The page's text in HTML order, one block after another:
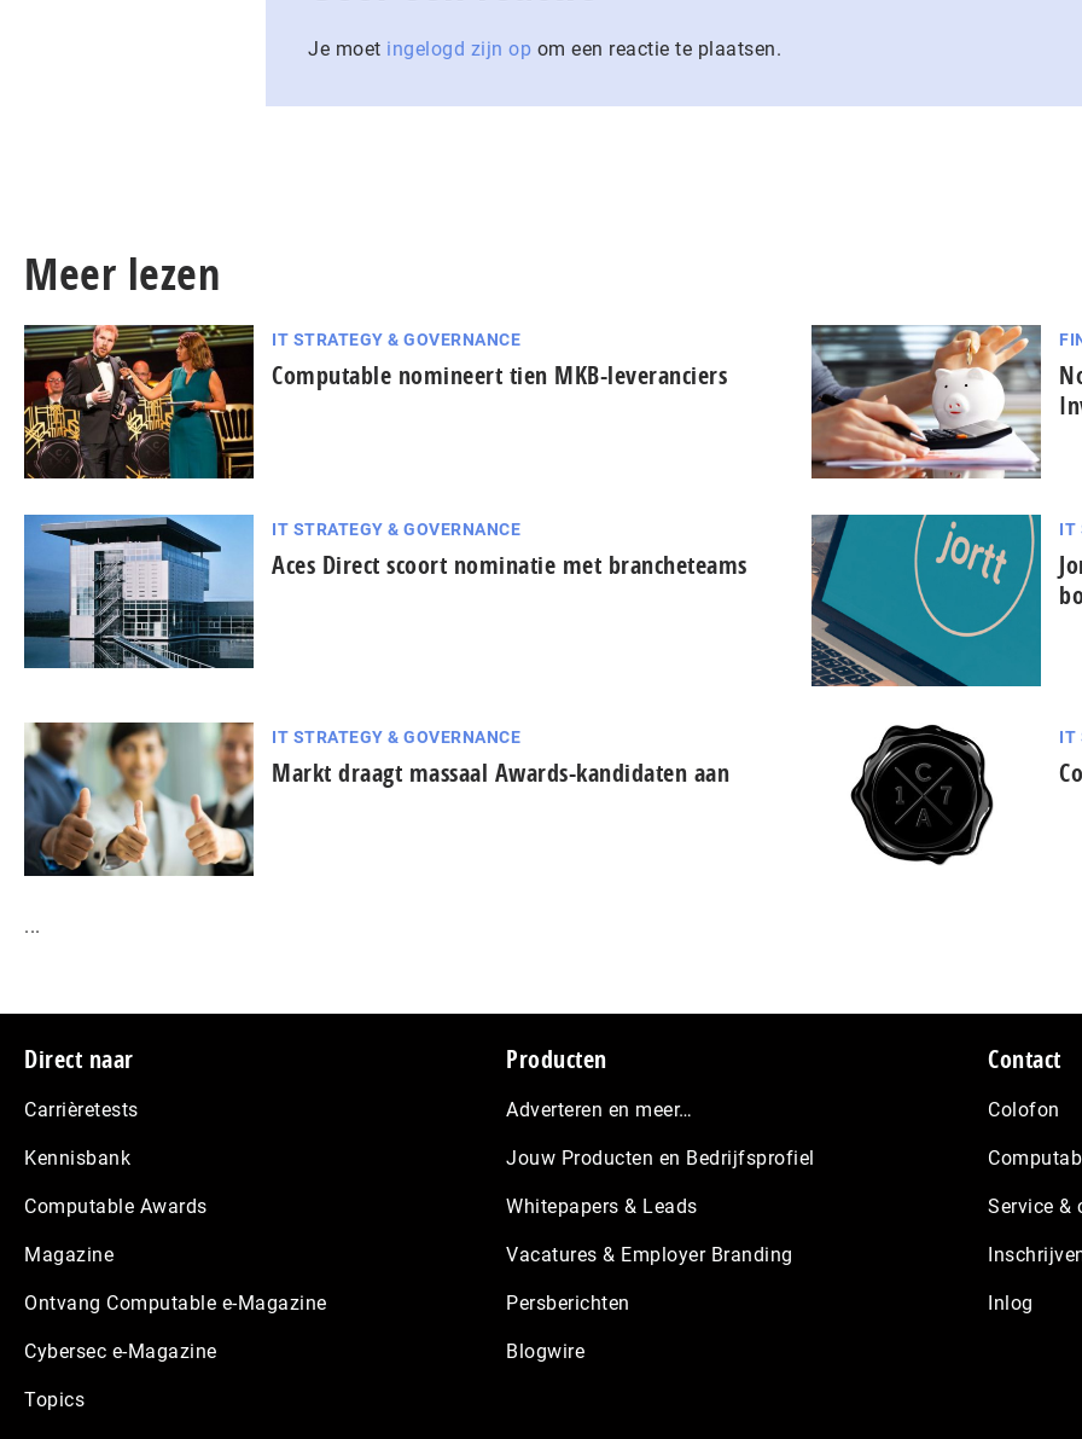
Je moet ingelogd zijn op om een reactie te plaatsen.
Meer lezen
IT STRATEGY & GOVERNANCE
Computable nomineert tien MKB-leveranciers
IT STRATEGY & GOVERNANCE
Aces Direct scoort nominatie met brancheteams
IT
IT STRATEGY & GOVERNANCE
Markt draagt massaal Awards-kandidaten aan
IT
...
Footer
Direct naar
Carrièretests
Kennisbank
Computable Awards
Magazine
Ontvang Computable e-Magazine
Cybersec e-Magazine
Topics
Producten
Adverteren en meer…
Jouw Producten en Bedrijfsprofiel
Whitepapers & Leads
Vacatures & Employer Branding
Persberichten
Blogwire
Contact
Colofon
Service &
Inlog